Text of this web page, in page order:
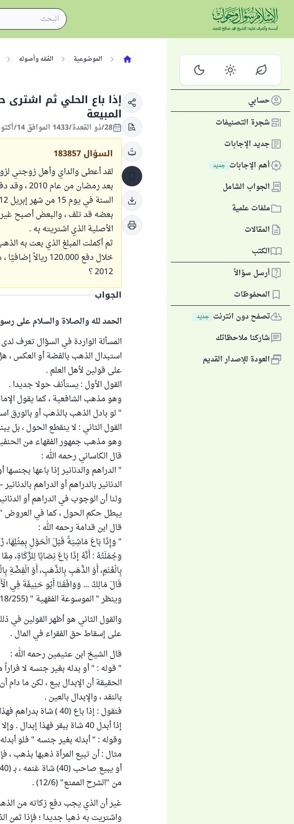
حسابي
شجرة التصنيفات
جديد الإجابات
أهم الإجابات جديد
الجواب الشامل
ملفات علمية
المقالات
الكتب
أرسل سؤالاً
المحفوظات
تصفح دون انترنت جديد
شاركنا ملاحظاتك
العودة للإصدار القديم
الموضوعية الفقه وأصوله
إذا باع الحلي ثم اشترى
المبيعة
28/ذو القعدة/1433 الموافق 14/أكتوبر/2012
السؤال 183857
بعد
الأصلية الذي اشتريته به .
خلال دفع
2012 ؟
الجواب
الحمد لله والصلاة والسلام على
المسألة الواردة في السؤال تعرف
استبدال الذهب بالفضة أو العكس ،
على قولين لأهل العلم .
القول الأول : يستأنف حولا جديدا .
وهو مذهب الشافعية ، كما يقول
" لو بادل الذهب بالذهب أو بالورق
القول الثاني : لا ينقطع الحول ، بل
وهو مذهب جمهور الفقهاء من
قال الكاساني رحمه الله :
" الدراهم والدنانير إذا باعها
الدنانير بالدراهم أو الدراهم
ولنا أن الوجوب في الدراهم أو
يبطل حكم الحول ، كما في العروض "
قال ابن قدامة رحمه الله :
" وَإِذَا بَاعَ مَاشِيَةً قَبْلَ الْحَوْلِ
وَجُمْلَتُهُ : أَنَّهُ إذَا بَاعَ نِصَابًا لِلزَّكَاةِ،
بِالْغَنَمِ، أَوْ الذَّهَبِ بِالذَّهَبِ، أَوْ
وينظر " الموسوعة الفقهية " (18/255)
والقول الثاني هو أظهر القولين في
على إسقاط حق الفقراء في المال .
قال الشيخ ابن عثيمين رحمه الله :
" قوله : " أو بدله بغير جنسه لا
الحقيقة أن الإبدال بيع ، لكن ما
بالنقد ، والإبدال بالعين .
فنقول : إذا باع (40 ) شاة بدراهم فهذا بيع.
إذا أبدل 40 شاة ببقر فهذا إبدال . وإلا فالبيع بدل
وقوله : " أبدله بغير جنسه " فلو
مثال : أن تبيع المرأة ذهبها بذهب ،
من "الشرح الممتع" (12/6) .
غير أن الذي يجب دفع زكاته من